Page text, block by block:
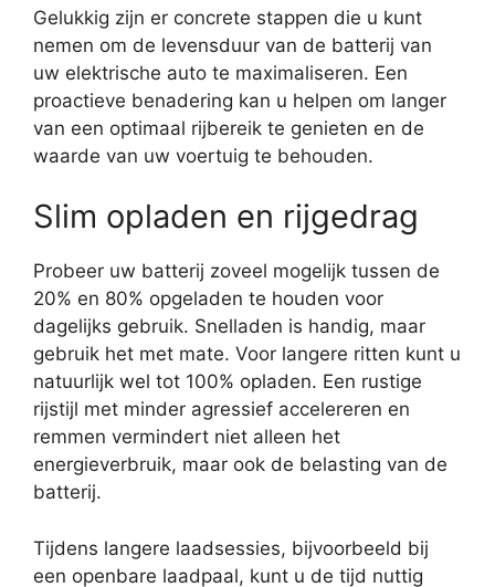
Gelukkig zijn er concrete stappen die u kunt
nemen om de levensduur van de batterij van
uw elektrische auto te maximaliseren. Een
proactieve benadering kan u helpen om langer
van een optimaal rijbereik te genieten en de
waarde van uw voertuig te behouden.
Slim opladen en rijgedrag
Probeer uw batterij zoveel mogelijk tussen de
20% en 80% opgeladen te houden voor
dagelijks gebruik. Snelladen is handig, maar
gebruik het met mate. Voor langere ritten kunt u
natuurlijk wel tot 100% opladen. Een rustige
rijstijl met minder agressief accelereren en
remmen vermindert niet alleen het
energieverbruik, maar ook de belasting van de
batterij.
Tijdens langere laadsessies, bijvoorbeeld bij
een openbare laadpaal, kunt u de tijd nuttig